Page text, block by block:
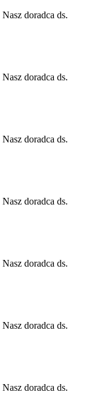
doradca ds.
doradca ds.
doradca ds.
doradca ds.
doradca ds.
doradca ds.
doradca ds.